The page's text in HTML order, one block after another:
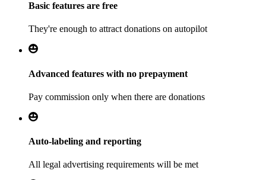
Basic features are free
They're enough to attract donations on autopilot
Advanced features with no prepayment
Pay commission only when there are donations
Auto-labeling and reporting
All legal advertising requirements will be met